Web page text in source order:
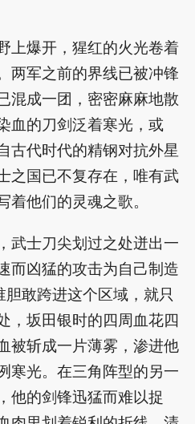
上爆开，猩红的火光卷着
两军之前的界线已被冲锋
混成一团，密密麻麻地散
血的刀剑泛着寒光，或
古代时代的精钢对抗外星
之国已不复存在，唯有武
他们的灵魂之歌。
武士刀尖划过之处迸出一
而凶猛的攻击为自己制造
敢跨进这个区域，就只
，坂田银时的四周血花四
被斩成一片薄雾，渗进他
寒光。在三角阵型的另一
他的剑锋迅猛而难以捉